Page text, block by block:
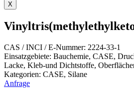
X
CAS / INCI / E-Nummer: 2224-33-1
Einsatzgebiete: Bauchemie, CASE,
Lacke, Kleb-und Dichtstoffe,
Kategorien: CASE, Silane
Anfrage